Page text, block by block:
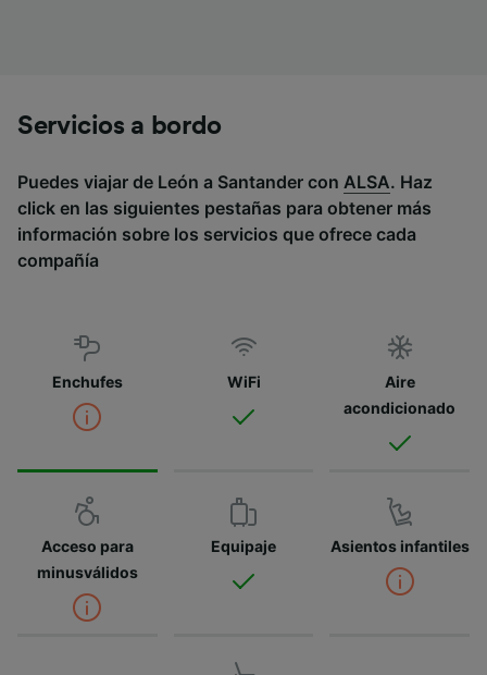
Servicios a bordo
Puedes viajar de León a Santander con ALSA. Haz
click en las siguientes pestañas para obtener más
información sobre los servicios que ofrece cada
compañía
Enchufes WiFi
Aire
acondicionado
Acceso para
minusválidos
Equipaje Asientos infantiles